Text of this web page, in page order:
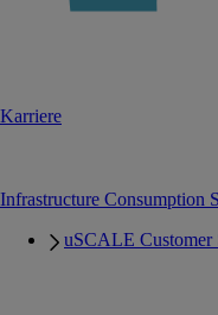
Infrastructure Consumption
uSCALE Customer
Karriere